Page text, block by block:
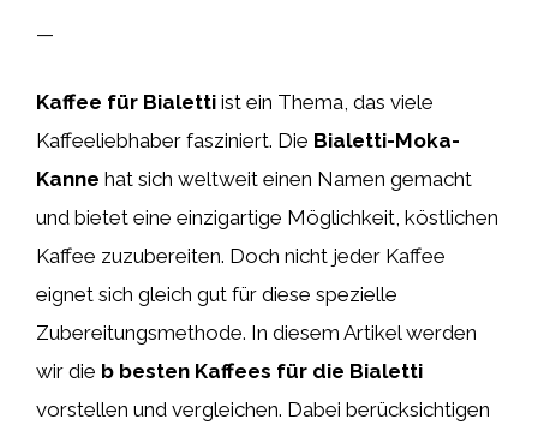
—
Kaffee für Bialetti ist ein Thema, das viele
Kaffeeliebhaber fasziniert. Die Bialetti-Moka-
Kanne hat sich weltweit einen Namen gemacht
und bietet eine einzigartige Möglichkeit, köstlichen
Kaffee zuzubereiten. Doch nicht jeder Kaffee
eignet sich gleich gut für diese spezielle
Zubereitungsmethode. In diesem Artikel werden
wir die b besten Kaffees für die Bialetti
vorstellen und vergleichen. Dabei berücksichtigen